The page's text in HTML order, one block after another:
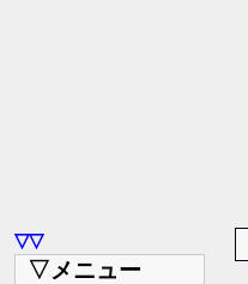
▽▽
▽メニュー